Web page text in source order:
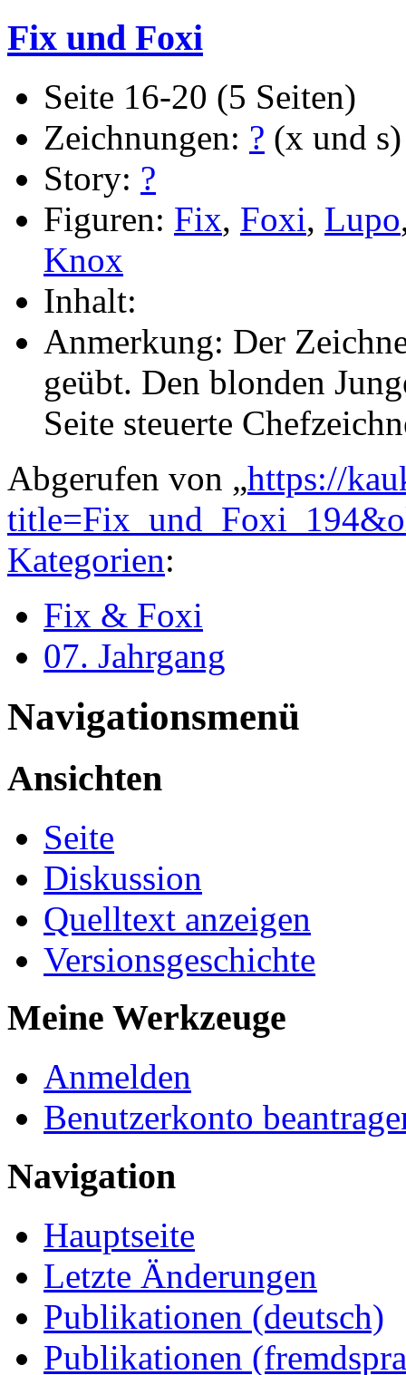
Fix und Foxi
Seite 16-20 (5 Seiten)
Zeichnungen: ? (x und s)
Story: ?
Figuren: Fix, Foxi, Lupo
Knox
Inhalt:
Anmerkung: Der
geübt. Den blonden
Seite steuerte
Abgerufen von „https://
Kategorien:
Fix & Foxi
07. Jahrgang
Navigationsmenü
Ansichten
Seite
Diskussion
Quelltext anzeigen
Versionsgeschichte
Meine Werkzeuge
Anmelden
Benutzerkonto
Navigation
Hauptseite
Letzte Änderungen
Publikationen (deutsch)
Publikationen